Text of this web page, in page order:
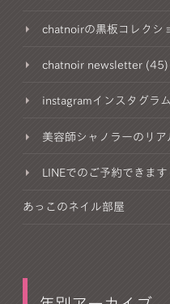
chatnoirの黒板コレク
chatnoir newsletter (45)
instagramインスタグラ
美容師シャノラーのリ
LINEでのご予約できま
あっこのネイル部屋